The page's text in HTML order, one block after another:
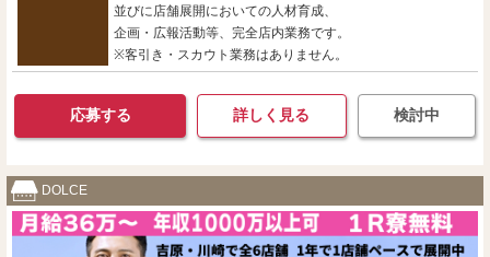
並びに店舗展開においての人材育成、
企画・広報活動等、完全店内業務です。
※客引き・スカウト業務はありません。
応募する 詳しく見る 検討中
DOLCE